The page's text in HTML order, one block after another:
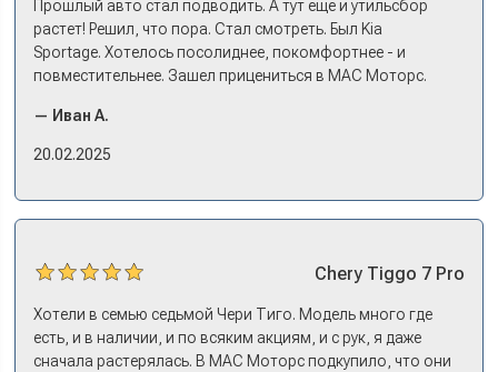
Прошлый авто стал подводить. А тут еще и утильсбор
растет! Решил, что пора. Стал смотреть. Был Kia
Sportage. Хотелось посолиднее, покомфортнее - и
повместительнее. Зашел прицениться в МАС Моторс.
и прям мое! Даже не скажешь, что «китаец». Прям не
вылезая из него и порешали. Спортэйдж в трейд-ин
— Иван А.
20.02.2025
Chery Tiggo 7 Pro
Хотели в семью седьмой Чери Тиго. Модель много где
есть, и в наличии, и по всяким акциям, и с рук, я даже
сначала растерялась. В МАС Моторс подкупило, что они